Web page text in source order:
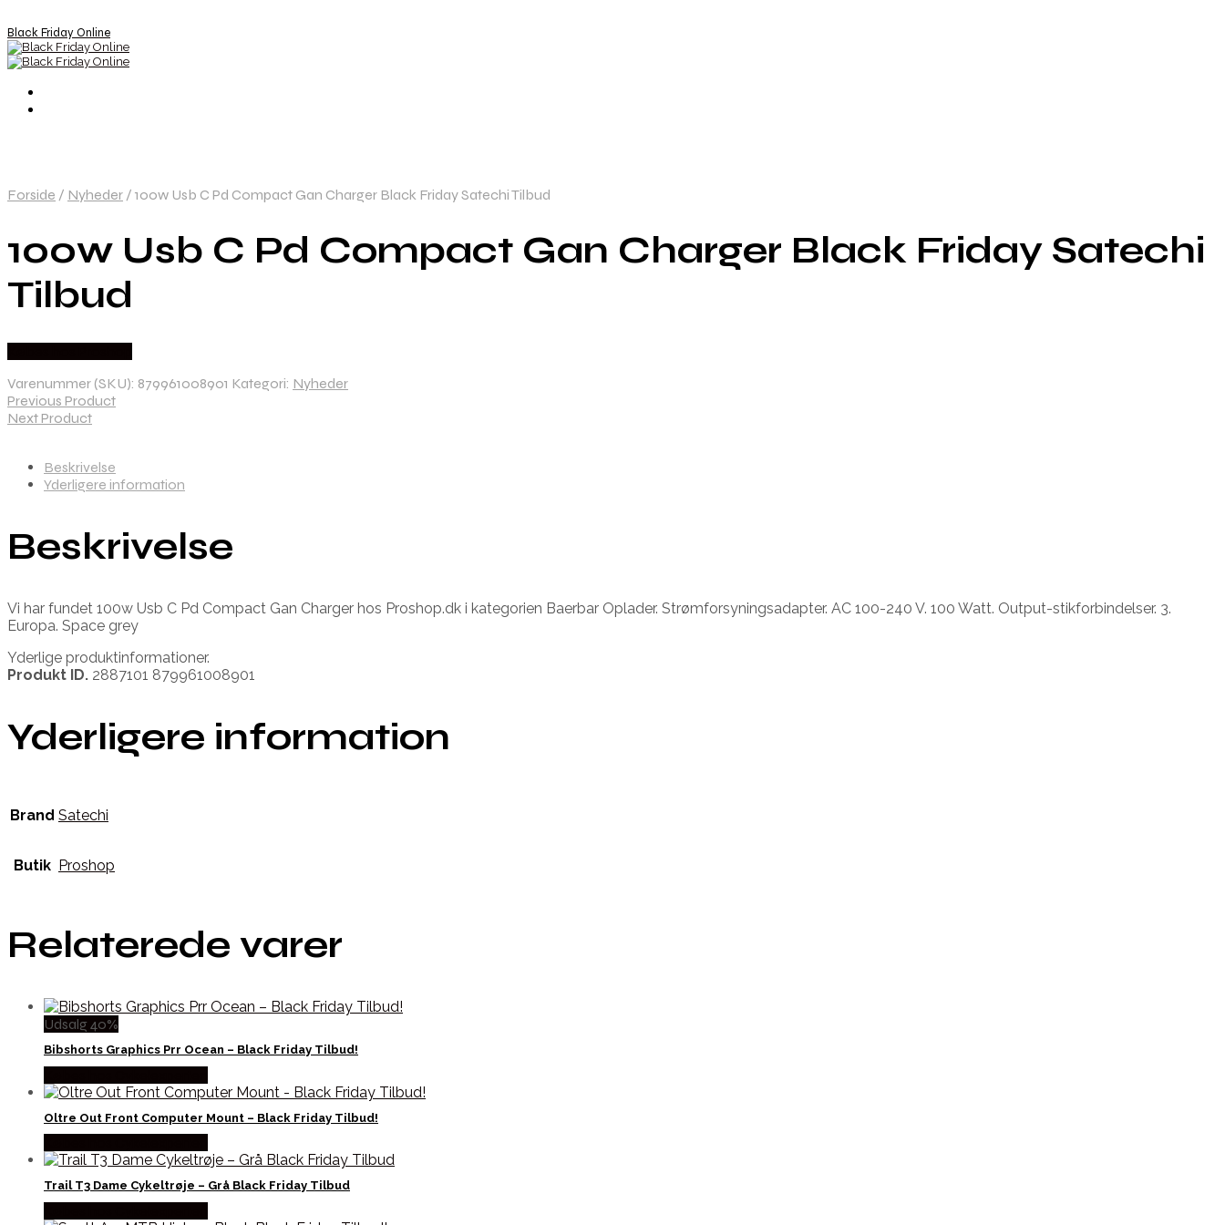
Black Friday Online
Forside / Nyheder / 100w Usb C Pd Compact Gan Charger Black Friday Satechi Tilbud
100w Usb C Pd Compact Gan Charger Black Friday Satechi
Tilbud
Varenummer (SKU): 879961008901 Kategori: Nyheder
Previous Product
Next Product
Beskrivelse
Yderligere information
Beskrivelse
Vi har fundet 100w Usb C Pd Compact Gan Charger hos Proshop.dk i kategorien Baerbar Oplader. Strømforsyningsadapter. AC 100-240 V. 100 Watt. Output-stikforbindelser. 3.
Europa. Space grey
Yderlige produktinformationer.
Produkt ID. 2887101 879961008901
Yderligere information
Brand Satechi
Butik Proshop
Relaterede varer
Udsalg 40%
Bibshorts Graphics Prr Ocean – Black Friday Tilbud!
Oltre Out Front Computer Mount – Black Friday Tilbud!
Trail T3 Dame Cykeltrøje – Grå Black Friday Tilbud